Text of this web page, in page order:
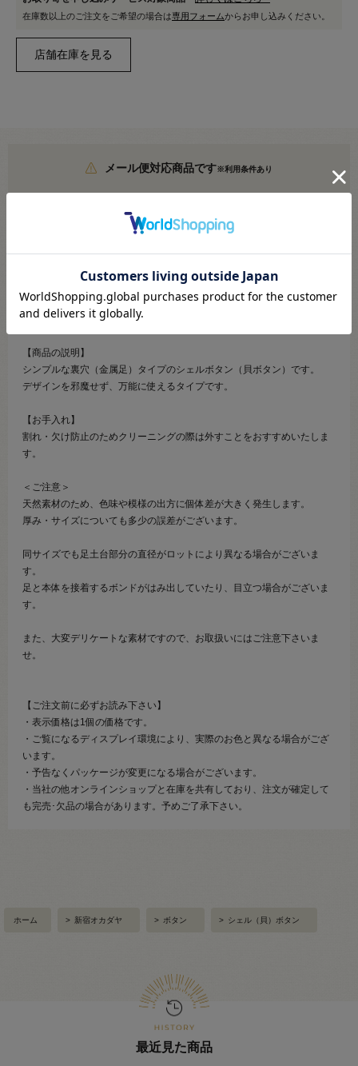
在庫数以上のご注文をご希望の場合は専用フォームからお申し込みください。
メール便対応商品です※利用条件あり
こちらより必ずご確認ください
●サイズ（直径）：11.5mm
【商品の説明】
シンプルな裏穴（金属足）タイプのシェルボタン（貝ボタン）です。
デザインを邪魔せず、万能に使えるタイプです。
【お手入れ】
割れ・欠け防止のためクリーニングの際は外すことをおすすめいたしま
す。
＜ご注意＞
天然素材のため、色味や模様の出方に個体差が大きく発生します。
厚み・サイズについても多少の誤差がございます。
同サイズでも足土台部分の直径がロットにより異なる場合がございま
す。
足と本体を接着するボンドがはみ出していたり、目立つ場合がございま
す。
また、大変デリケートな素材ですので、お取扱いにはご注意下さいま
せ。
【ご注文前に必ずお読み下さい】
・表示価格は1個の価格です。
・ご覧になるディスプレイ環境により、実際のお色と異なる場合がござ
います。
・予告なくパッケージが変更になる場合がございます。
・当社の他オンラインショップと在庫を共有しており、注文が確定して
も完売･欠品の場合があります。予めご了承下さい。
ホーム > 新宿オカダヤ > ボタン > シェル（貝）ボタン
最近見た商品